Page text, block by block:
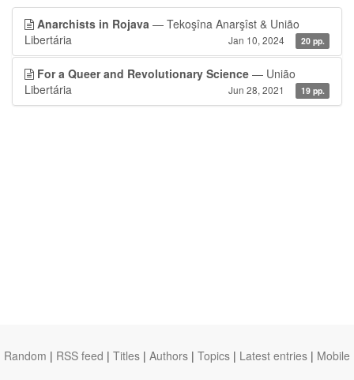
Anarchists in Rojava — Tekoşîna Anarşîst & União
Libertária
Jan 10, 2024 20 pp.
For a Queer and Revolutionary Science — União
Libertária
Jun 28, 2021 19 pp.
Random | RSS feed | Titles | Authors | Topics | Latest entries | Mobile